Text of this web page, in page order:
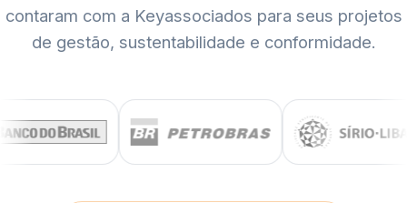
contaram com a Keyassociados para seus projetos
de gestão, sustentabilidade e conformidade.